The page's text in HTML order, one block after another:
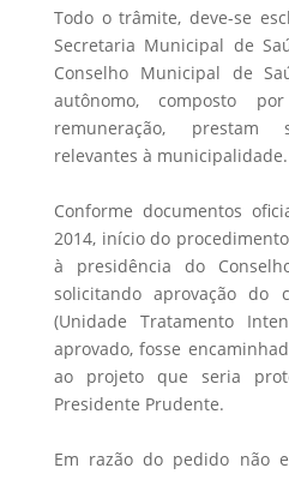
Todo o trâmite, deve-se
Secretaria Municipal de
Conselho Municipal de
autônomo, composto
remuneração, prestam
relevantes à municipalidade.
Conforme documentos
2014, início do
à presidência do
solicitando aprovação do
(Unidade Tratamento
aprovado, fosse
ao projeto que seria
Presidente Prudente.
Em razão do pedido não